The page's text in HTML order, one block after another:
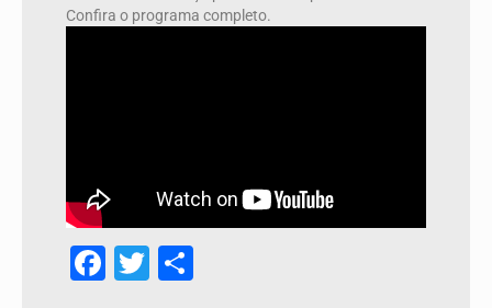
Confira o programa completo.
Facebook
Twitter